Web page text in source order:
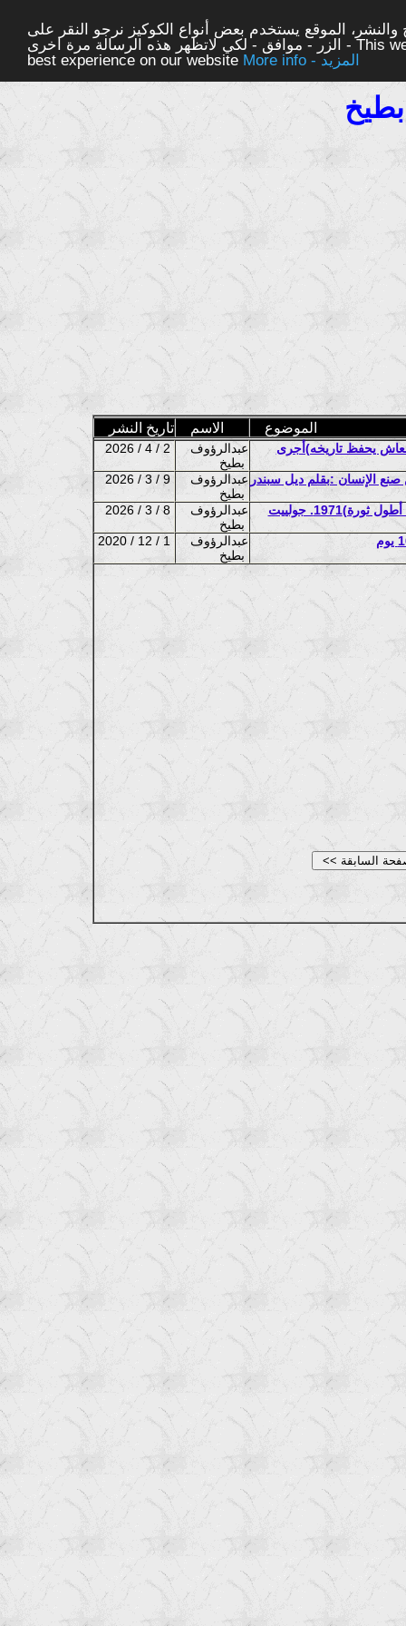
الموقع يستخدم بعض أنواع الكوكيز نرجو النقر على
الزر - موافق - لكي لاتظهر هذه الرسالة مرة اخرى - This website uses cookies to ensure you get the
best experience on our website
More info - المزيد
تاريخ النشر الاسم الموضوع
2026 / 4 / 2
عبدالرؤوف
يحفظ تاريخه)أجرى
2026 / 3 / 9
عبدالرؤوف
2026 / 3 / 8
عبدالرؤوف
بمناسبة 8مارس اليوم العالمى للمرأة ننشر:مقتطف من كتاب (النساء: أطول ثورة)1971. جولييت
2020 / 12 / 1
عبدالرؤوف